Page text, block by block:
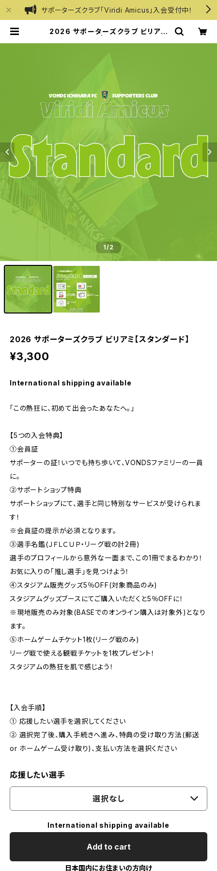
サポーターズクラブ「Viridi Amicus」入会受付中！
2026 サポーターズクラブ ビリアミ
1/2
2026 サポーターズクラブ ビリアミ【スタンダード】
¥3,300
International shipping available
「この熱狂に、初めて出会ったあなたへ。」
【5つの入会特典】
①会員証
サポーターの証！いつでも持ち歩いて、VONDSファミリーの一員
に。
②サポートショップ特典
サポートショップにて、選手と同じ特別なサービスが受けられま
す！
※会員証の提示が必須となります。
③選手名鑑(ＪＦＬＣＵＰ・リーグ戦の計2冊)
選手のプロフィールから意外な一面まで、この1冊でまるわかり！
お気に入りの「推し選手」を見つけよう！
④スタジアム販売グッズ5％OFF(対象商品のみ)
スタジアムグッズブースにてご購入いただくと5％OFFに！
※現地販売のみ対象(BASEでのオンライン購入は対象外)となり
ます。
⑤ホームゲームチケット1枚(リーグ戦のみ)
リーグ戦で使える観戦チケットを1枚プレゼント！
スタジアムの熱狂を肌で感じよう！
【入会手順】
① 応援したい選手を選択してください
② 選択完了後、購入手続きへ進み、特典の受け取り方法(郵送
or ホームゲーム受け取り)、支払い方法を選択ください
応援したい選手
選択なし
International shipping available
Add to cart
日本国内にお住まいの方向け